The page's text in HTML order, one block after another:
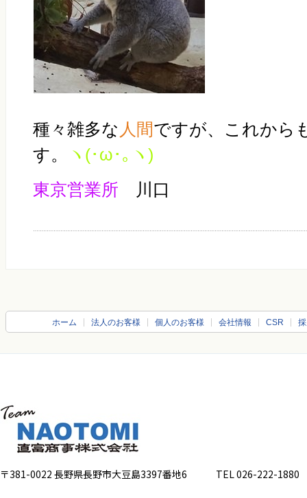
種々雑多な 人間ですが、これから
す。
ヽ(･ω･｡ヽ)
東京営業所 川口
ホーム 法人のお客様 個人のお客様 会社情報 CSR
〒381-0022 長野県長野市大豆島3397番地6 TEL 026-222-1880